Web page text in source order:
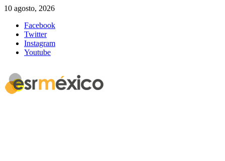
10 agosto, 2026
Facebook
Twitter
Instagram
Youtube